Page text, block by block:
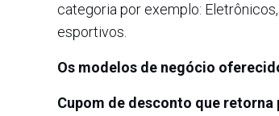
categoria por exemplo:
esportivos.
Os modelos de negócio
Cupom de desconto que